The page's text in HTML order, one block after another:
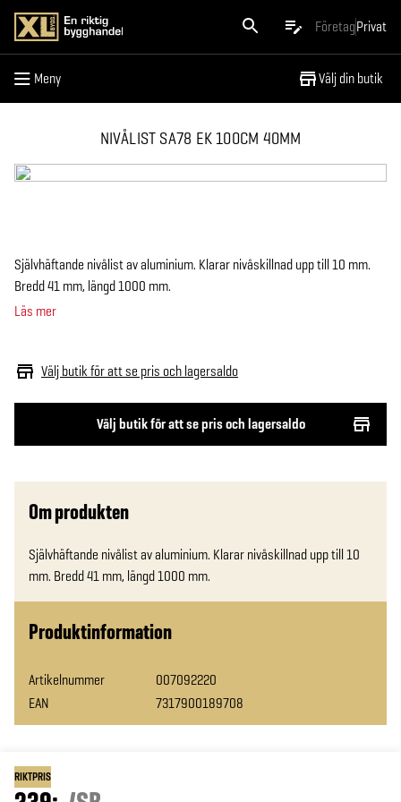
FöretagPrivat
Meny Välj din butik
Meny
NIVÅLIST SA78 EK 100CM 40MM
Välj butik för att se pris och lagersaldo
Välj butik för att se pris och lagersaldo
Självhäftande nivålist av aluminium. Klarar nivåskillnad upp till 10 mm.
Bredd 41 mm, längd 1000 mm.
Läs mer
Om produkten
Självhäftande nivålist av aluminium. Klarar nivåskillnad upp till 10
mm. Bredd 41 mm, längd 1000 mm.
Produktinformation
Artikelnummer
007092220
EAN
7317900189708
RIKTPRIS